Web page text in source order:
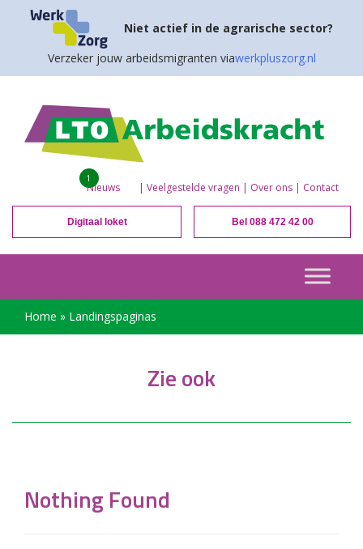
Niet actief in de agrarische sector?
Verzeker jouw arbeidsmigranten viawerkpluszorg.nl
Nieuws
1
| Veelgestelde vragen | Over ons | Contact
Digitaal loket Bel 088 472 42 00
Home » Landingspaginas
Zie ook
Nothing Found